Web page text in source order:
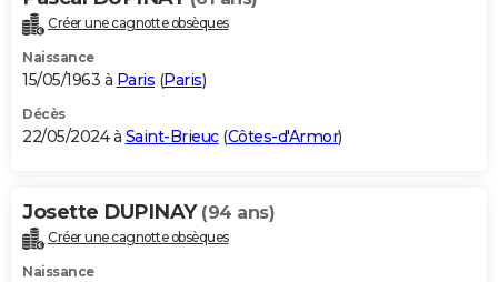
Bricolage
Lifestyle
Culture
Sport
Auto
Television
Voyage
CinemaCréer une cagnotte obsèques
Naissance
15/05/1963 à Paris (Paris)
Décès
22/05/2024 à Saint-Brieuc(Côtes-d'Armor)
Josette DUPINAY (94 ans)
Créer une cagnotte obsèques
Naissance